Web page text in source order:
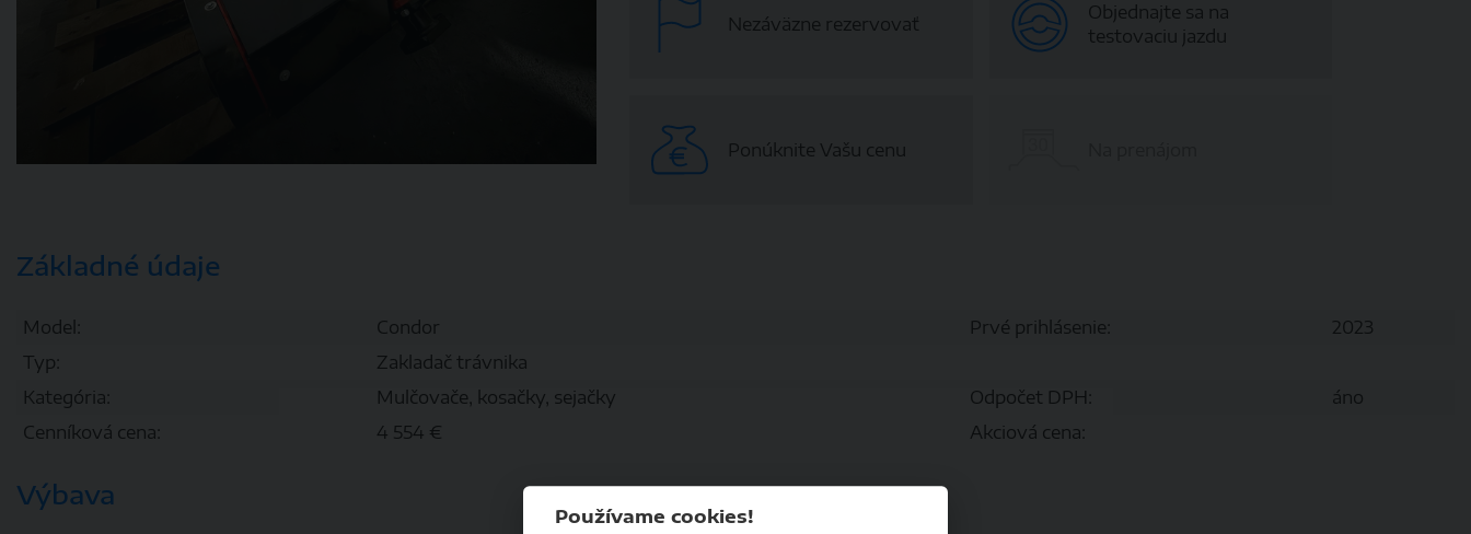
Nezáväzne rezervovať
Objednajte sa na
testovaciu jazdu
Ponúknite Vašu cenu
Základné údaje
Model: Condor Prvé prihlásenie:
2023
Typ:
Zakladač trávnika
Kategória:
Mulčovače, kosačky, sejačky Odpočet DPH:
áno
Cenníková cena:
4 554 € Akciová cena:
Výbava
Používame cookies!